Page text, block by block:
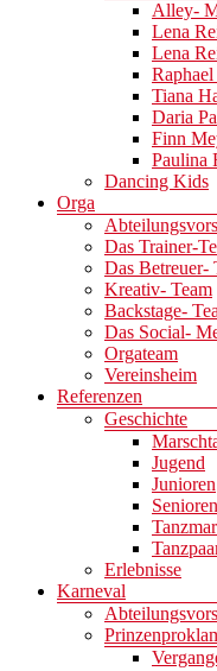
Alley-
Lena
Lena
Tiana
Daria
Finn
Paulina
Dancing Kids
Orga
Das Trainer-
Das Betreuer-
Kreativ- Team
Backstage-
Das Social-
Orgateam
Vereinsheim
Referenzen
Geschichte
Jugend
Junioren
Erlebnisse
Karneval